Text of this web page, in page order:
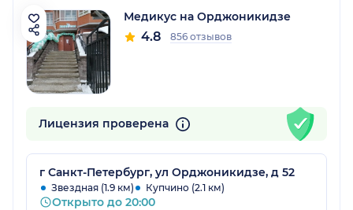
Медикус на Орджоникидзе
4.8 856 отзывов
Лицензия проверена
г Санкт-Петербург, ул Орджоникидзе, д 52
Звездная (1.9 км) Купчино (2.1 км)
Открыто до 20:00